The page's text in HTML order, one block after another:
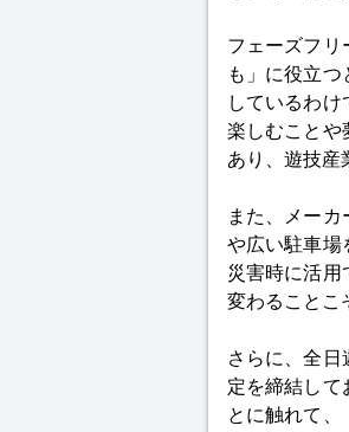
フェーズフリ
も」に役立
しているわけ
楽しむことや
あり、遊技産
また、メー
や広い駐車場
災害時に活用
変わることこ
さらに、全日
定を締結して
とに触れて、